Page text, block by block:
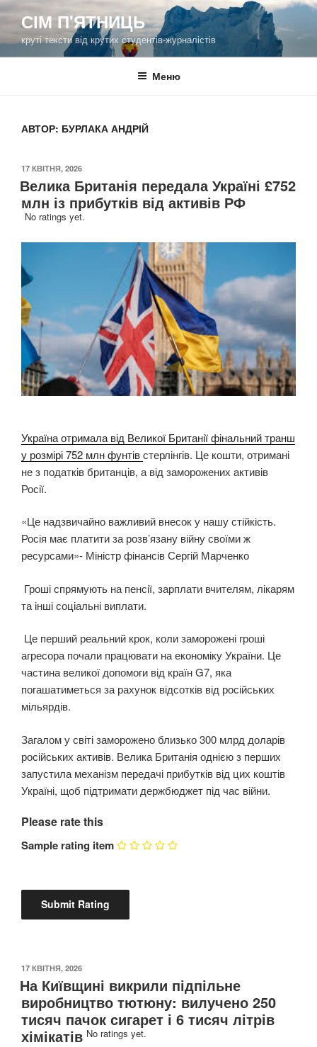
Перейти
вмісту
СІМ П'ЯТНИЦЬ
круті тексти від крутих студентів-журналістів
Меню
АВТОР: БУРЛАКА АНДРІЙ
ОПУБЛІКОВАНО
17 КВІТНЯ, 2026
Велика Британія передала Україні £752
млн із прибутків від активів РФ
No ratings yet.
Україна отримала від Великої Британії фінальний транш
у розмірі 752 млн фунтівстерлінгів. Це кошти, отримані
не з податків британців, а від заморожених активів
Росії.
«Це надзвичайно важливий внесок у нашу стійкість.
Росія має платити за розв’язану війну своїми ж
ресурсами»- Міністр фінансів Сергій Марченко
Гроші спрямують на пенсії, зарплати вчителям, лікарям
та інші соціальні виплати.
Це перший реальний крок, коли заморожені гроші
агресора почали працювати на економіку України. Це
частина великої допомоги від країн G7, яка
погашатиметься за рахунок відсотків від російських
мільярдів.
Загалом у світі заморожено близько 300 млрд доларів
російських активів. Велика Британія однією з перших
запустила механізм передачі прибутків від цих коштів
Україні, щоб підтримати держбюджет під час війни.
Please rate this
Sample rating item
ОПУБЛІКОВАНО
17 КВІТНЯ, 2026
На Київщині викрили підпільне
виробництво тютюну: вилучено 250
тисяч пачок сигарет і 6 тисяч літрів
хімікатів No ratings yet.